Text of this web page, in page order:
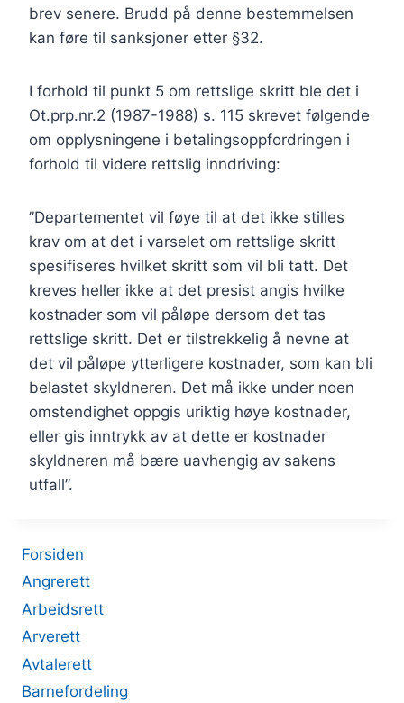
brev senere. Brudd på denne bestemmelsen
kan føre til sanksjoner etter §32.
I forhold til punkt 5 om rettslige skritt ble det i
Ot.prp.nr.2 (1987-1988) s. 115 skrevet følgende
om opplysningene i betalingsoppfordringen i
forhold til videre rettslig inndriving:
”Departementet vil føye til at det ikke stilles
krav om at det i varselet om rettslige skritt
spesifiseres hvilket skritt som vil bli tatt. Det
kreves heller ikke at det presist angis hvilke
kostnader som vil påløpe dersom det tas
rettslige skritt. Det er tilstrekkelig å nevne at
det vil påløpe ytterligere kostnader, som kan bli
belastet skyldneren. Det må ikke under noen
omstendighet oppgis uriktig høye kostnader,
eller gis inntrykk av at dette er kostnader
skyldneren må bære uavhengig av sakens
utfall”.
Forsiden
Angrerett
Arbeidsrett
Arverett
Avtalerett
Barnefordeling